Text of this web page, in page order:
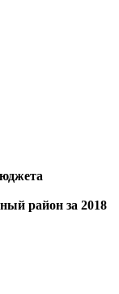
район за 2018